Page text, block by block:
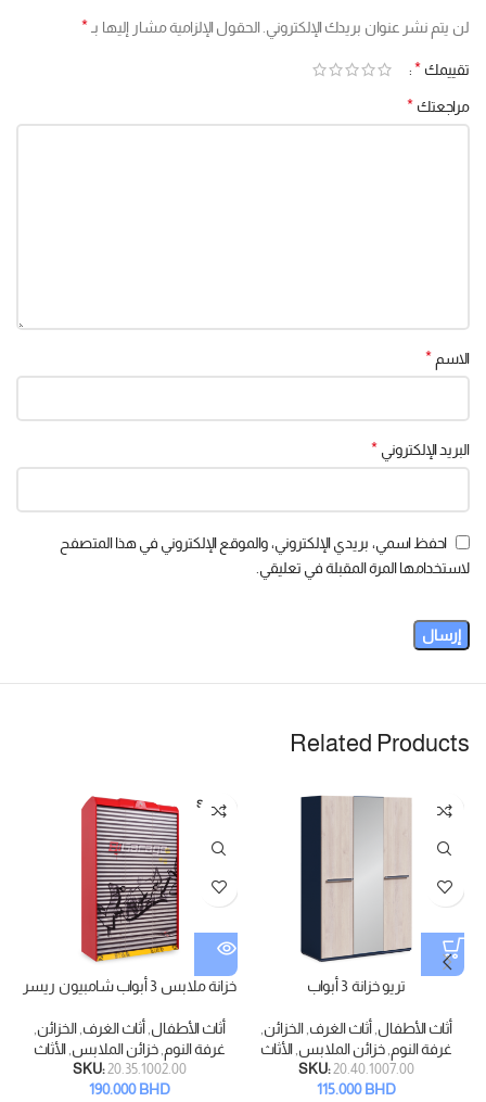
لن يتم نشر عنوان بريدك الإلكتروني. الحقول الإلزامية مشار إليها بـ *
تقييمك *
مراجعتك *
الاسم *
البريد الإلكتروني *
احفظ اسمي، بريدي الإلكتروني، والموقع الإلكتروني في هذا المتصفح
لاستخدامها المرة المقبلة في تعليقي.
Related Products
تريو خزانة 3 أبواب
أثاث الأطفال ,أثاث الغرف ,الخزائن
غرفة النوم ,خزائن الملابس ,الأثاث
SKU: 20.40.1007.00
115.000BHD
SOLD
OUT
خزانة ملابس 3 أبواب شامبيون ريسر
أثاث الأطفال أثاث الغرف الخزائن
غرفة النوم خزائن الملابس الأثاث
SKU: 20.35.1002.00
190.000BHD